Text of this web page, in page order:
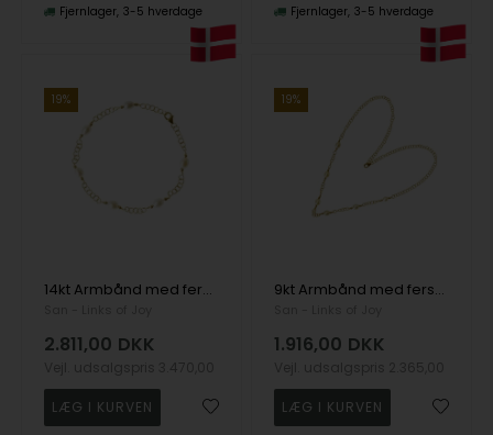
Fjernlager 3-5 hverdage Fjernlager 3-5 hverdage
19%
14kt Armbånd med ferskvandsperler 18 cm, fra San - Links of Joy
2.811,00 DKK
19%
9kt Armbånd med ferskvandsperler 18 cm, fra San - Links of Joy
1.916,00 DKK